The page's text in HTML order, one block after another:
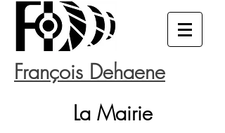
François Dehaene
La Mairie